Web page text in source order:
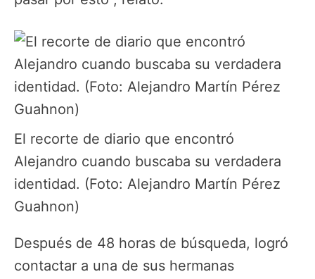
El recorte de diario que encontró
Alejandro cuando buscaba su verdadera
identidad. (Foto: Alejandro Martín Pérez
Guahnon)
Después de 48 horas de búsqueda, logró
contactar a una de sus hermanas